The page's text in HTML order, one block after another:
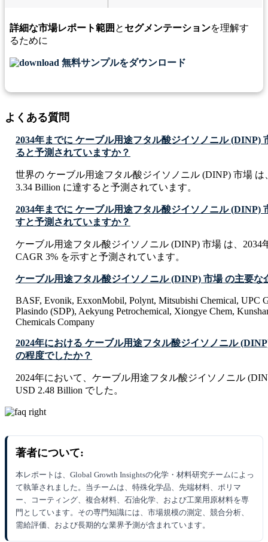
詳細な市場レポート範囲 と セグメンテーションを理解す
るために
無料サンプルをダウンロード
よくある質問
2034年までに ケーブル用途フタル酸ジイソノニル (DINP)
ると予測されていますか？
世界の ケーブル用途フタル酸ジイソノニル (DINP) 市場 は
3.34 Billion に達すると予測されています。
2034年までに ケーブル用途フタル酸ジイソノニル (DINP)
すと予測されていますか？
ケーブル用途フタル酸ジイソノニル (DINP) 市場 は、2034
CAGR 3% を示すと予測されています。
ケーブル用途フタル酸ジイソノニル (DINP) 市場 の主要な
BASF, Evonik, ExxonMobil, Polynt, Mitsubishi Chemical, UPC
Plasindo (SDP), Aekyung Petrochemical, Xiongye Chem,
Chemicals Company
2024年における ケーブル用途フタル酸ジイソノニル
の程度でしたか？
2024年において、ケーブル用途フタル酸ジイソノニル
USD 2.48 Billion でした。
著者について:
本レポートは、Global Growth Insightsの化学・材料研究チームによっ
て執筆されました。当チームは、特殊化学品、先端材料、ポリマ
ー、コーティング、複合材料、石油化学、および工業用原材料を専
門としています。その専門知識には、市場規模の測定、競合分析、
需給評価、および長期的な業界予測が含まれています。